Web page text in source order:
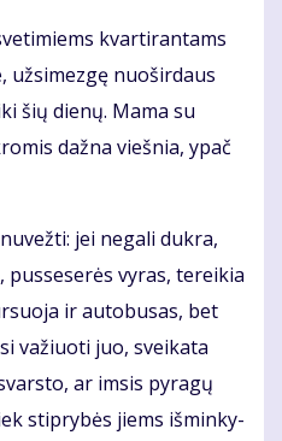
kvar­ti­ran­tams
už­si­mez­gę nuo­šir­daus
šių die­nų. Ma­ma su
daž­na vieš­nia, ypač
jei ne­ga­li duk­ra,
pus­se­se­rės vy­ras, te­rei­kia
ir au­to­bu­sas, bet
va­žiuo­ti juo, svei­ka­ta
ar im­sis py­ra­gų
stip­ry­bės jiems iš­min­ky­